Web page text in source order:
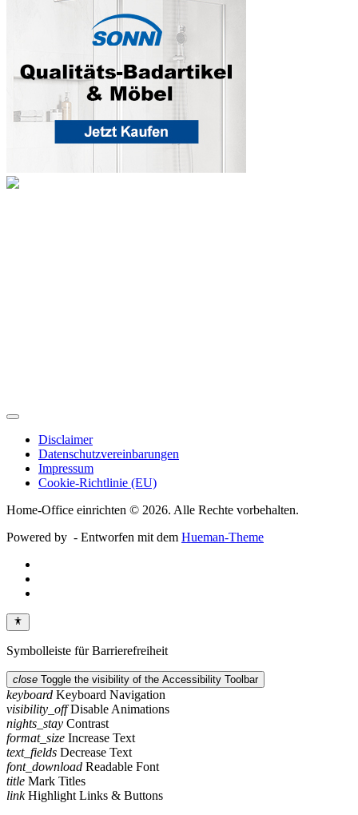
Disclaimer
Datenschutzvereinbarungen
Impressum
Cookie-Richtlinie (EU)
Home-Office einrichten © 2026. Alle Rechte vorbehalten.
Powered by - Entworfen mit dem Hueman-Theme
Symbolleiste für Barrierefreiheit
close Toggle the visibility of the Accessibility Toolbar
keyboard Keyboard Navigation
visibility_off Disable Animations
nights_stay Contrast
format_size Increase Text
text_fields Decrease Text
font_download Readable Font
title Mark Titles
link Highlight Links & Buttons